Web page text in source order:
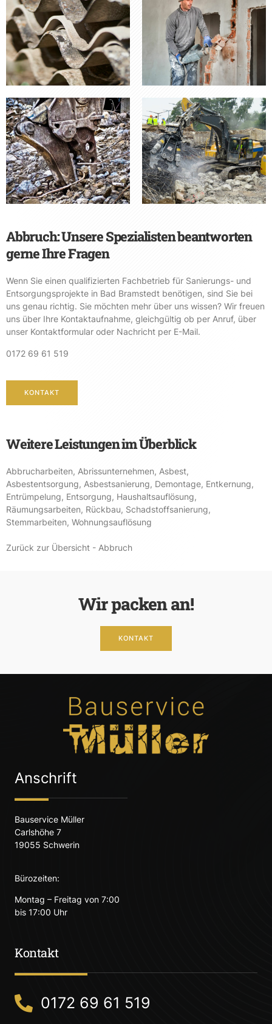
Abbruch: Unsere Spezialisten beantworten
gerne Ihre Fragen
Wenn Sie einen qualifizierten Fachbetrieb für Sanierungs- und
Entsorgungsprojekte in Bad Bramstedt benötigen, sind Sie bei
uns genau richtig. Sie möchten mehr über uns wissen? Wir freuen
uns über Ihre Kontaktaufnahme, gleichgültig ob per Anruf, über
unser Kontaktformular oder Nachricht per E-Mail.
0172 69 61 519
KONTAKT
Weitere Leistungen im Überblick
Abbrucharbeiten, Abrissunternehmen, Asbest,
Asbestentsorgung, Asbestsanierung, Demontage, Entkernung,
Entrümpelung, Entsorgung, Haushaltsauflösung,
Räumungsarbeiten, Rückbau, Schadstoffsanierung,
Stemmarbeiten, Wohnungsauflösung
Zurück zur Übersicht - Abbruch
Wir packen an!
KONTAKT
Anschrift
Bauservice Müller
Carlshöhe 7
19055 Schwerin
Bürozeiten:
Montag – Freitag von 7:00
bis 17:00 Uhr
Kontakt
0172 69 61 519